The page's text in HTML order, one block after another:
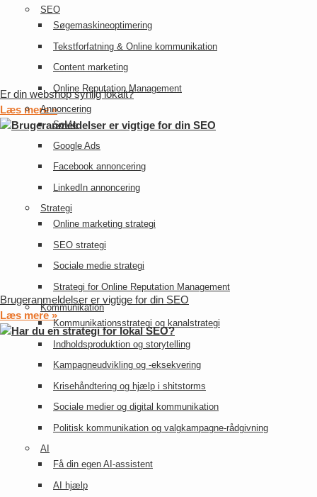
SEO
Søgemaskineoptimering
Tekstforfatning & Online kommunikation
Content marketing
Online Reputation Management
Annoncering
SoMe
Google Ads
Facebook annoncering
LinkedIn annoncering
Strategi
Online marketing strategi
SEO strategi
Sociale medie strategi
Strategi for Online Reputation Management
Kommunikation
Kommunikationsstrategi og kanalstrategi
Indholdsproduktion og storytelling
Kampagneudvikling og -eksekvering
Krisehåndtering og hjælp i shitstorms
Sociale medier og digital kommunikation
Politisk kommunikation og valgkampagne-rådgivning
AI
Få din egen AI-assistent
AI hjælp
Er din webshop synlig lokalt?
Læs mere »
Brugeranmeldelser er vigtige for din SEO
Læs mere »